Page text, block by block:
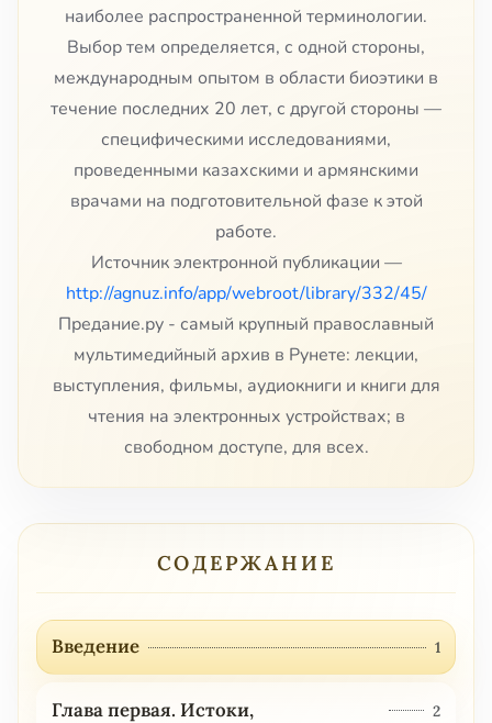
наиболее распространенной терминологии.
Выбор тем определяется, с одной стороны,
международным опытом в области биоэтики в
течение последних 20 лет, с другой стороны —
специфическими исследованиями,
проведенными казахскими и армянскими
врачами на подготовительной фазе к этой
работе.
Источник электронной публикации —
http://agnuz.info/app/webroot/library/332/45/
Предание.ру - самый крупный православный
мультимедийный архив в Рунете: лекции,
выступления, фильмы, аудиокниги и книги для
чтения на электронных устройствах; в
свободном доступе, для всех.
СОДЕРЖАНИЕ
Введение 1
Глава первая. Истоки,
2